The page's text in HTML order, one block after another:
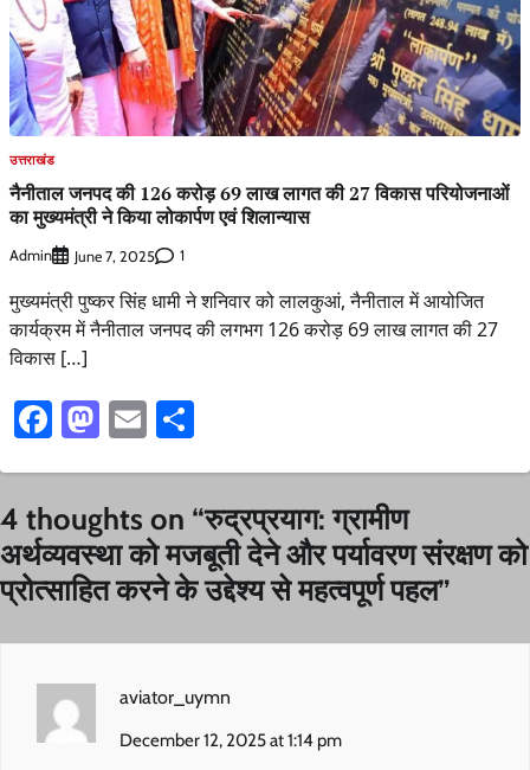
उत्तराखंड
नैनीताल जनपद की 126 करोड़ 69 लाख लागत की 27 विकास परियोजनाओं
का मुख्यमंत्री ने किया लोकार्पण एवं शिलान्यास
Admin June 7, 2025 1
मुख्यमंत्री पुष्कर सिंह धामी ने शनिवार को लालकुआं, नैनीताल में आयोजित
कार्यक्रम में नैनीताल जनपद की लगभग 126 करोड़ 69 लाख लागत की 27
विकास […]
Facebook
Mastodon
Email
4 thoughts on “रुद्रप्रयाग: ग्रामीण
अर्थव्यवस्था को मजबूती देने और पर्यावरण संरक्षण को
प्रोत्साहित करने के उद्देश्य से महत्वपूर्ण पहल”
aviator_uymn
December 12, 2025 at 1:14 pm